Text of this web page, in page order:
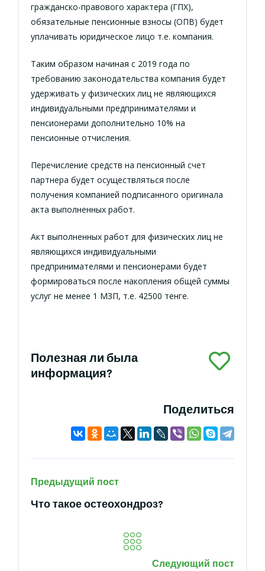
гражданско-правового характера (ГПХ),
обязательные пенсионные взносы (ОПВ) будет
уплачивать юридическое лицо т.е. компания.
Таким образом начиная с 2019 года по
требованию законодательства компания будет
удерживать у физических лиц не являющихся
индивидуальными предпринимателями и
пенсионерами дополнительно 10% на
пенсионные отчисления.
Перечисление средств на пенсионный счет
партнера будет осуществляться после
получения компанией подписанного оригинала
акта выполненных работ.
Акт выполненных работ для физических лиц не
являющихся индивидуальными
предпринимателями и пенсионерами будет
формироваться после накопления общей суммы
услуг не менее 1 МЗП, т.е. 42500 тенге.
Полезная ли была
информация?
Поделиться
Предыдущий пост
Что такое остеохондроз?
Следующий пост